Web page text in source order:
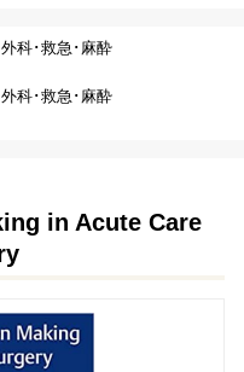
外科･救急･麻酔
外科･救急･麻酔
in Acute Care